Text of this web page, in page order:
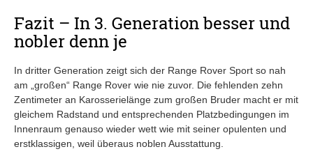
Fazit – In 3. Generation besser und
nobler denn je
In dritter Generation zeigt sich der Range Rover Sport so nah
am „großen“ Range Rover wie nie zuvor. Die fehlenden zehn
Zentimeter an Karosserielänge zum großen Bruder macht er mit
gleichem Radstand und entsprechenden Platzbedingungen im
Innenraum genauso wieder wett wie mit seiner opulenten und
erstklassigen, weil überaus noblen Ausstattung.